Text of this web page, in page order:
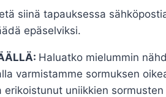
siinä tapauksessa
epäselviksi.
Haluatko mielummin
varmistamme sormuksen
uniikkien